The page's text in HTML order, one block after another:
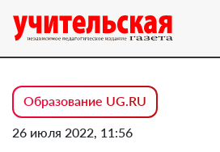
Образование UG.RU
26 июля 2022, 11:56